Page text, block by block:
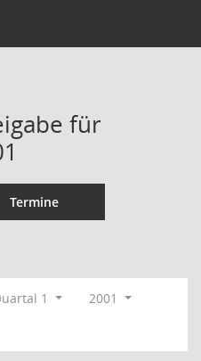
für
Termine
1
2001